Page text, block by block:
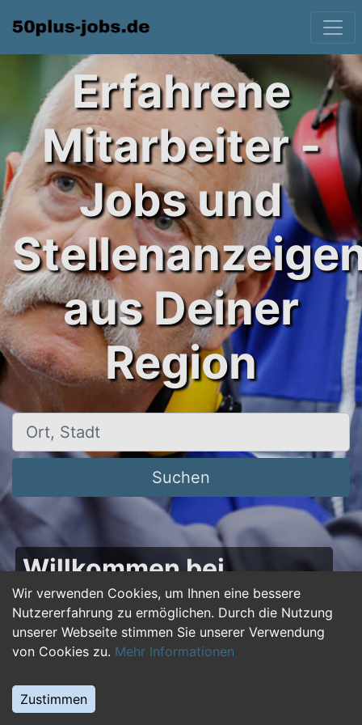
Wir verwenden Cookies, um Ihnen eine bessere
Nutzererfahrung zu ermöglichen. Durch die Nutzung
unserer Webseite stimmen Sie unserer Verwendung
von Cookies zu. Mehr Informationen
Zustimmen
Erfahrene
Mitarbeiter -
Jobs und
aus Deiner
Region
Ort, Stadt
Suchen
Willkommen bei
50plus-jobs.de – Dein
Portal für Jobs ab 50!
Du bist über 50 und suchst nach einer neuen
beruflichen Herausforderung oder einem
Jobwechsel? Auf